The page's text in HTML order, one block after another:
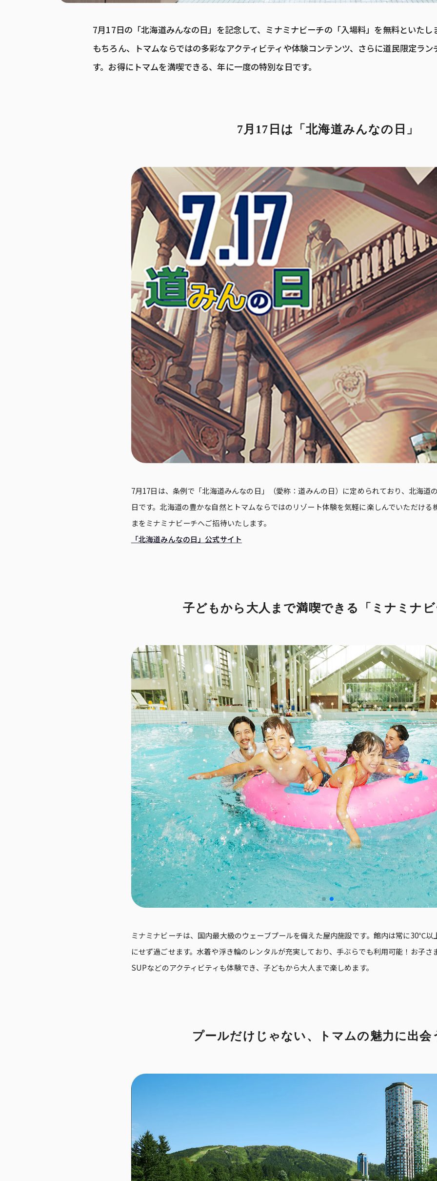
7月17日の「北海道みんなの日」を記念して、ミナミナビーチの「入場料」を無料といた
もちろん、トマムならではの多彩なアクティビティや体験コンテンツ、さらに道民限定ラ
す。お得にトマムを満喫できる、年に一度の特別な日です。
7月17日は「北海道みんなの日」
7月17日は、条例で「北海道みんなの日」（愛称：道みんの日）に定められており、北海道
日です。北海道の豊かな自然とトマムならではのリゾート体験を気軽に楽しんでいただける
まをミナミナビーチへご招待いたします。
「北海道みんなの日」公式サイト
子どもから大人まで満喫できる 「ミナミナ
ミナミナビーチは、国内最大級のウェーブプールを備えた屋内施設です。館内は常に30℃以
にせず過ごせます。水着や浮き輪のレンタルが充実しており、手ぶらでも利用可能！お子さ
SUPなどのアクティビティも体験でき、子どもから大人まで楽しめます。
プールだけじゃない、 トマムの魅力に出会